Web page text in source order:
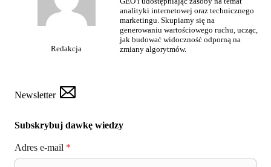
Redakcja
analityki internetowej oraz technicznego
marketingu. Skupiamy się na
generowaniu wartościowego ruchu, ucząc,
jak budować widoczność odporną na
zmiany algorytmów.
Newsletter
Subskrybuj dawkę wiedzy
Adres e-mail *